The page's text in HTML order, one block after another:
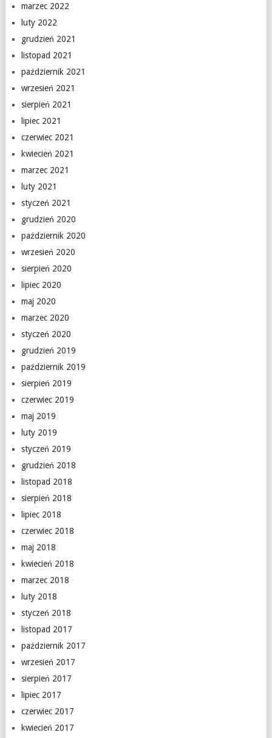
marzec 2022
luty 2022
grudzień 2021
listopad 2021
październik 2021
wrzesień 2021
sierpień 2021
lipiec 2021
czerwiec 2021
kwiecień 2021
marzec 2021
luty 2021
styczeń 2021
grudzień 2020
październik 2020
wrzesień 2020
sierpień 2020
lipiec 2020
maj 2020
marzec 2020
styczeń 2020
grudzień 2019
październik 2019
sierpień 2019
czerwiec 2019
maj 2019
luty 2019
styczeń 2019
grudzień 2018
listopad 2018
sierpień 2018
lipiec 2018
czerwiec 2018
maj 2018
kwiecień 2018
marzec 2018
luty 2018
styczeń 2018
listopad 2017
październik 2017
wrzesień 2017
sierpień 2017
lipiec 2017
czerwiec 2017
kwiecień 2017